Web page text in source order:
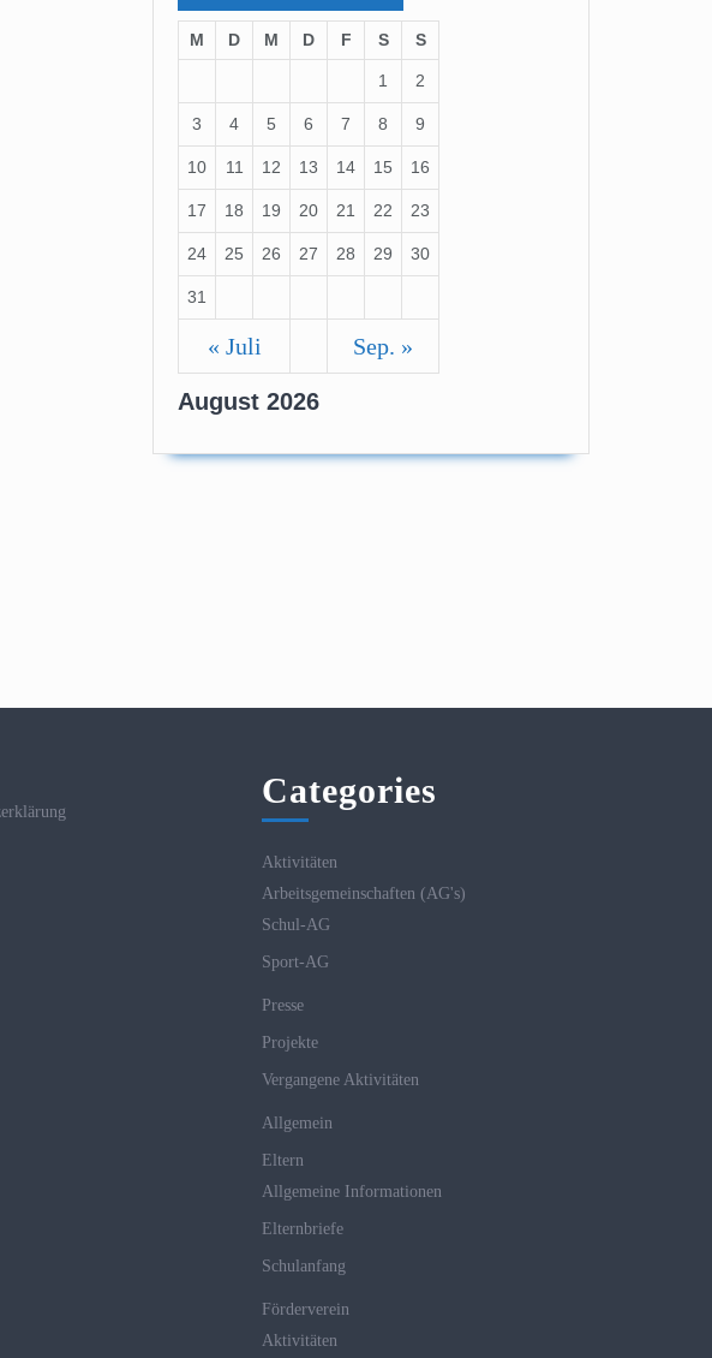
August 2026
M D M D F S S
1 2
3 4 5 6 7 8 9
10 11 12 13 14 15 16
17 18 19 20 21 22 23
24 25 26 27 28 29 30
31
« Juli Sep. »
Categories
Aktivitäten
Arbeitsgemeinschaften (AG's)
Schul-AG
Sport-AG
Presse
Projekte
Vergangene Aktivitäten
Allgemein
Eltern
Allgemeine Informationen
Elternbriefe
Schulanfang
Förderverein
Aktivitäten